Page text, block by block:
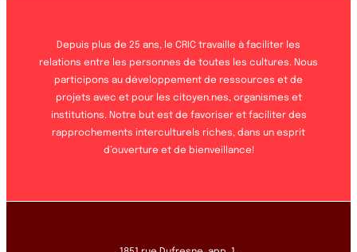
Depuis plus de 25 ans, le CRIC travaille à faciliter les
relations entre les personnes de toutes les cultures. Nous
participons au développement de ressources et de
projets avec et pour les citoyen.nes, organismes et
institutions. Notre but est de favoriser et faciliter des
rapprochements interculturels riches, dans un esprit
d’ouverture et de bienveillance!